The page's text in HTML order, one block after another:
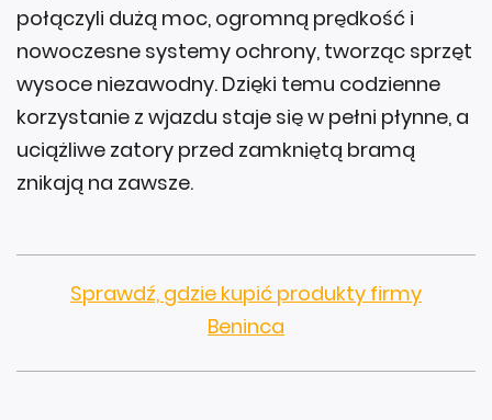
połączyli dużą moc, ogromną prędkość i
nowoczesne systemy ochrony, tworząc sprzęt
wysoce niezawodny. Dzięki temu codzienne
korzystanie z wjazdu staje się w pełni płynne, a
uciążliwe zatory przed zamkniętą bramą
znikają na zawsze.
Sprawdź, gdzie kupić produkty firmy
Beninca